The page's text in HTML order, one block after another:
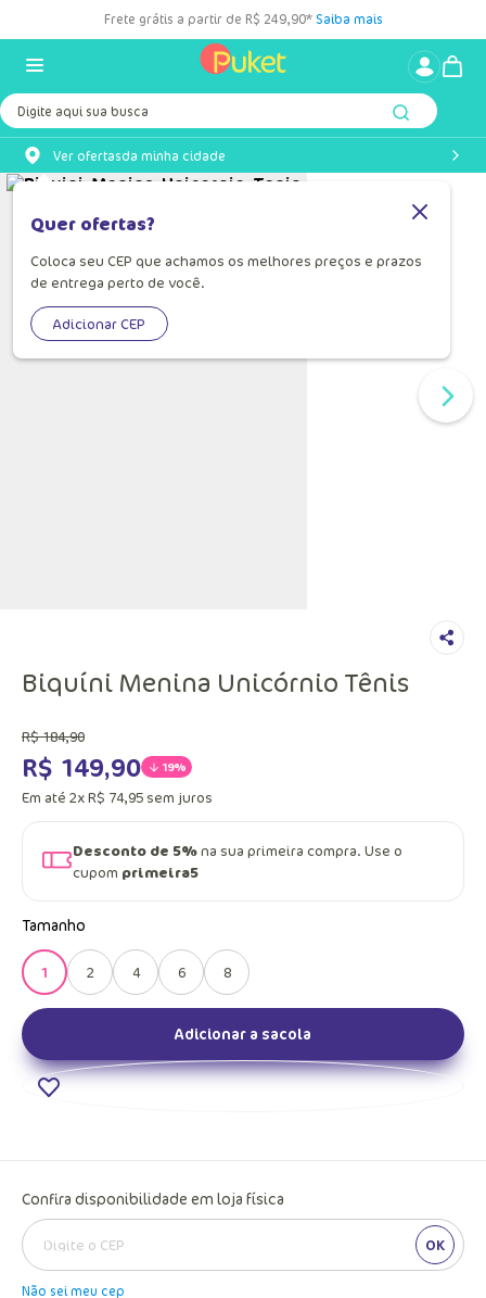
Frete grátis a partir de R$ 249,90* Saiba mais
Digite aqui sua busca
Ver ofertasda minha cidade
Quer ofertas?
Coloca seu CEP que achamos os melhores preços e prazos
de entrega perto de você.
Adicionar CEP
Biquíni Menina Unicórnio Tênis
R$184,90
R$ 149,90 19%
Em até 2xR$ 74,95 sem juros
Desconto de 5%na sua primeira compra. Use o
cupom primeira5
Tamanho
1 2 4 6 8
Adicionar a sacola
Confira disponibilidade em loja física